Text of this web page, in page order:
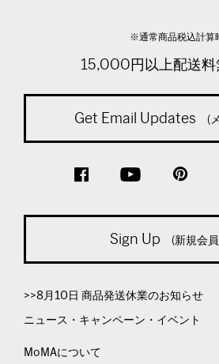
※通常商品税込計算
15,000円以上配送料
Get Email Updates (
Sign Up (新規会
>>8月10日 商品発送休業のお知らせ
ニュース・キャンペーン・イベント
MoMAについて